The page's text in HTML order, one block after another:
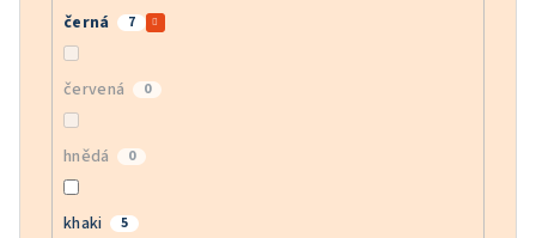
černá 7
červená 0
hnědá 0
khaki 5